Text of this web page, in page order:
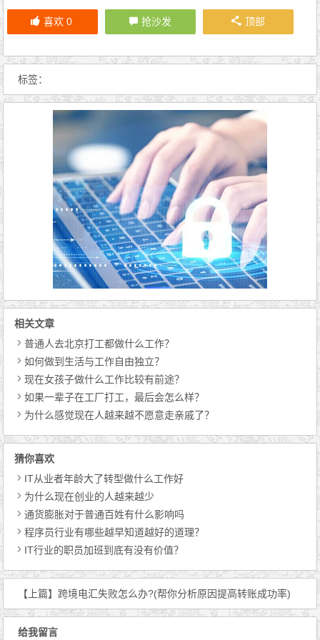
喜欢 0 抢沙发 顶部
标签：
相关文章
普通人去北京打工都做什么工作？
如何做到生活与工作自由独立？
现在女孩子做什么工作比较有前途？
如果一辈子在工厂打工，最后会怎么样？
为什么感觉现在人越来越不愿意走亲戚了？
猜你喜欢
IT从业者年龄大了转型做什么工作好
为什么现在创业的人越来越少
通货膨胀对于普通百姓有什么影响吗
程序员行业有哪些越早知道越好的道理？
IT行业的职员加班到底有没有价值？
【上篇】 跨境电汇失败怎么办?(帮你分析原因提高转账成功率)
给我留言